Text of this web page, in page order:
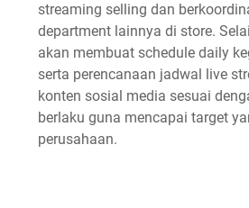
streaming selling dan
department lainnya di store.
akan membuat schedule daily
serta perencanaan jadwal live
konten sosial media sesuai
berlaku guna mencapai target
perusahaan.